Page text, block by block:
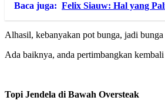
Baca juga: Felix Siauw: Hal yang
Alhasil, kebanyakan pot bunga, jadi
Ada baiknya, anda pertimbangkan
Topi Jendela di Bawah Oversteak